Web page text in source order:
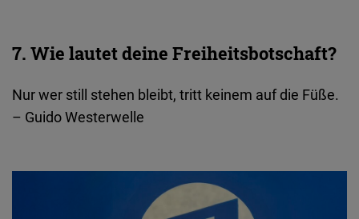
7. Wie lautet deine Freiheitsbotschaft?
Nur wer still stehen bleibt, tritt keinem auf die Füße.
– Guido Westerwelle